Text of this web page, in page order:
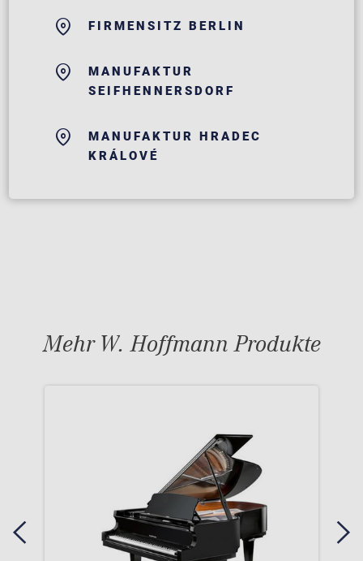
FIRMENSITZ BERLIN
MANUFAKTUR
SEIFHENNERSDORF
MANUFAKTUR HRADEC
KRÁLOVÉ
Mehr W. Hoffmann Produkte